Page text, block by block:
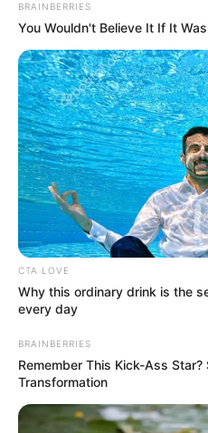
BRAINBERRIES
You Wouldn't Believe It If It
CTA LOVE
Why this ordinary drink is the
every day
BRAINBERRIES
Remember This Kick-Ass Star?
Transformation